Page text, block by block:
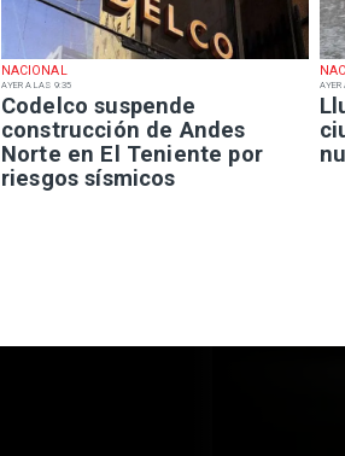
NACIONAL
AYER A LAS 9:35
Codelco suspende
construcción de Andes
Norte en El Teniente por
riesgos sísmicos
AYER